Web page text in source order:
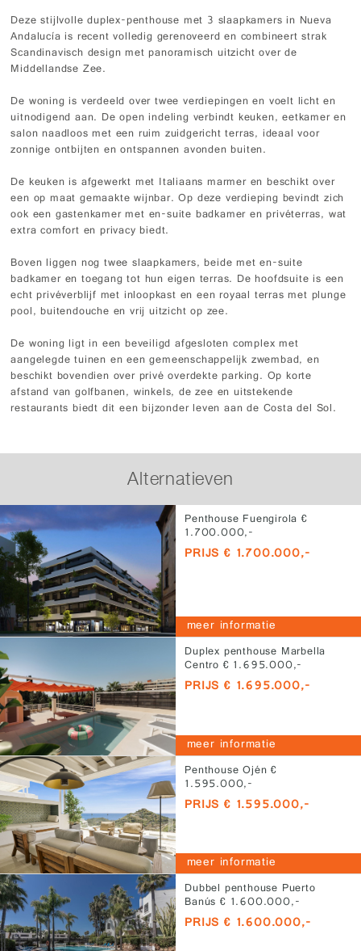
Deze stijlvolle duplex-penthouse met 3 slaapkamers in Nueva
Andalucía is recent volledig gerenoveerd en combineert strak
Scandinavisch design met panoramisch uitzicht over de
Middellandse Zee.
De woning is verdeeld over twee verdiepingen en voelt licht en
uitnodigend aan. De open indeling verbindt keuken, eetkamer en
salon naadloos met een ruim zuidgericht terras, ideaal voor
zonnige ontbijten en ontspannen avonden buiten.
De keuken is afgewerkt met Italiaans marmer en beschikt over
een op maat gemaakte wijnbar. Op deze verdieping bevindt zich
ook een gastenkamer met en-suite badkamer en privéterras, wat
extra comfort en privacy biedt.
Boven liggen nog twee slaapkamers, beide met en-suite
badkamer en toegang tot hun eigen terras. De hoofdsuite is een
echt privéverblijf met inloopkast en een royaal terras met plunge
pool, buitendouche en vrij uitzicht op zee.
De woning ligt in een beveiligd afgesloten complex met
aangelegde tuinen en een gemeenschappelijk zwembad, en
beschikt bovendien over privé overdekte parking. Op korte
afstand van golfbanen, winkels, de zee en uitstekende
restaurants biedt dit een bijzonder leven aan de Costa del Sol.
Alternatieven
Penthouse Fuengirola €
1.700.000,-
PRIJS € 1.700.000,-
meer informatie
Duplex penthouse Marbella
Centro € 1.695.000,-
PRIJS € 1.695.000,-
meer informatie
Penthouse Ojén €
1.595.000,-
PRIJS € 1.595.000,-
meer informatie
Dubbel penthouse Puerto
Banús € 1.600.000,-
PRIJS € 1.600.000,-